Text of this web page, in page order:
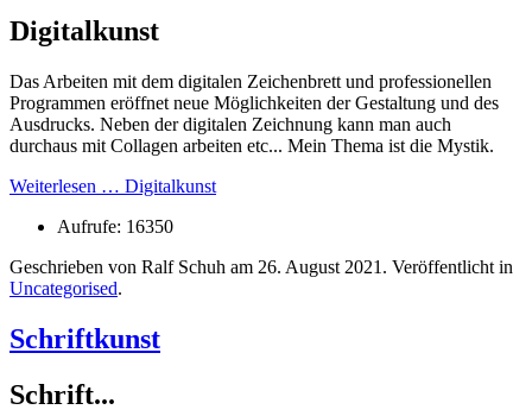
Digitalkunst
Das Arbeiten mit dem digitalen Zeichenbrett und professionellen
Programmen eröffnet neue Möglichkeiten der Gestaltung und des
Ausdrucks. Neben der digitalen Zeichnung kann man auch
durchaus mit Collagen arbeiten etc... Mein Thema ist die Mystik.
Weiterlesen … Digitalkunst
Aufrufe: 16350
Geschrieben von Ralf Schuh am 26. August 2021 . Veröffentlicht in
Uncategorised.
Schriftkunst
Schrift...